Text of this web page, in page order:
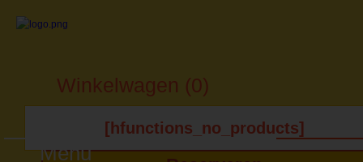
Winkelwagen (0)
[hfunctions_no_products]
Menu